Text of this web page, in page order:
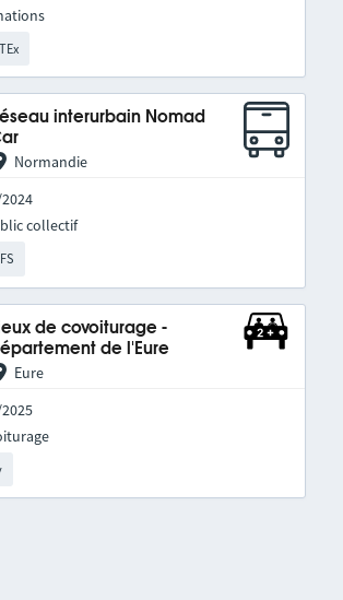
interurbain Nomad
Normandie
collectif
de covoiturage -
de l'Eure
Eure